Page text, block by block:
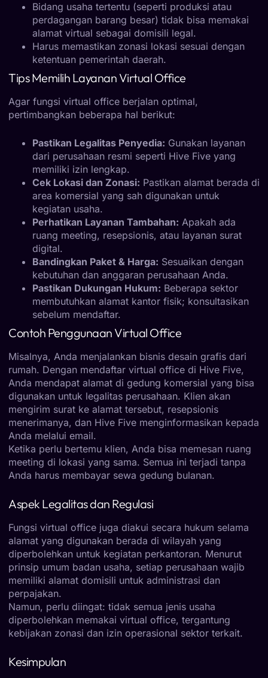
Bidang usaha tertentu (seperti produksi atau
perdagangan barang besar) tidak bisa memakai
alamat virtual sebagai domisili legal.
Harus memastikan zonasi lokasi sesuai dengan
ketentuan pemerintah daerah.
Tips Memilih Layanan Virtual Office
Agar fungsi virtual office berjalan optimal,
pertimbangkan beberapa hal berikut:
Pastikan Legalitas Penyedia: Gunakan layanan
dari perusahaan resmi seperti Hive Five yang
memiliki izin lengkap.
Cek Lokasi dan Zonasi: Pastikan alamat berada di
area komersial yang sah digunakan untuk
kegiatan usaha.
Perhatikan Layanan Tambahan: Apakah ada
ruang meeting, resepsionis, atau layanan surat
digital.
Bandingkan Paket & Harga: Sesuaikan dengan
kebutuhan dan anggaran perusahaan Anda.
Pastikan Dukungan Hukum: Beberapa sektor
membutuhkan alamat kantor fisik; konsultasikan
sebelum mendaftar.
Contoh Penggunaan Virtual Office
Misalnya, Anda menjalankan bisnis desain grafis dari
rumah. Dengan mendaftar virtual office di Hive Five,
Anda mendapat alamat di gedung komersial yang bisa
digunakan untuk legalitas perusahaan. Klien akan
mengirim surat ke alamat tersebut, resepsionis
menerimanya, dan Hive Five menginformasikan kepada
Anda melalui email.
Ketika perlu bertemu klien, Anda bisa memesan ruang
meeting di lokasi yang sama. Semua ini terjadi tanpa
Anda harus membayar sewa gedung bulanan.
Aspek Legalitas dan Regulasi
Fungsi virtual office juga diakui secara hukum selama
alamat yang digunakan berada di wilayah yang
diperbolehkan untuk kegiatan perkantoran. Menurut
prinsip umum badan usaha, setiap perusahaan wajib
memiliki alamat domisili untuk administrasi dan
perpajakan.
Namun, perlu diingat: tidak semua jenis usaha
diperbolehkan memakai virtual office, tergantung
kebijakan zonasi dan izin operasional sektor terkait.
Kesimpulan